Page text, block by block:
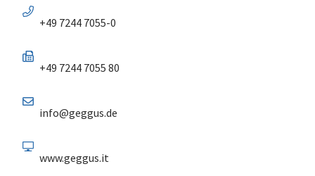
+49 7244 7055-0
+49 7244 7055 80
info@geggus.de
www.geggus.it